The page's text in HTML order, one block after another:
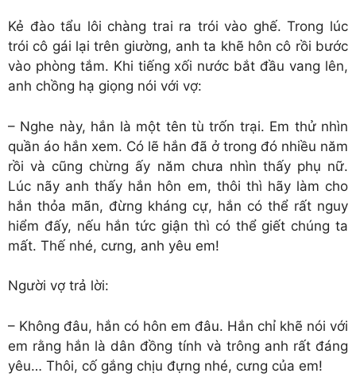
Kẻ đào tẩu lôi chàng trai ra trói vào ghế. Trong lúc
trói cô gái lại trên giường, anh ta khẽ hôn cô rồi bước
vào phòng tắm. Khi tiếng xối nước bắt đầu vang lên,
anh chồng hạ giọng nói với vợ:
– Nghe này, hắn là một tên tù trốn trại. Em thử nhìn
quần áo hắn xem. Có lẽ hắn đã ở trong đó nhiều năm
rồi và cũng chừng ấy năm chưa nhìn thấy phụ nữ.
Lúc nãy anh thấy hắn hôn em, thôi thì hãy làm cho
hắn thỏa mãn, đừng kháng cự, hắn có thể rất nguy
hiểm đấy, nếu hắn tức giận thì có thể giết chúng ta
mất. Thế nhé, cưng, anh yêu em!
Người vợ trả lời:
– Không đâu, hắn có hôn em đâu. Hắn chỉ khẽ nói với
em rằng hắn là dân đồng tính và trông anh rất đáng
yêu… Thôi, cố gắng chịu đựng nhé, cưng của em!